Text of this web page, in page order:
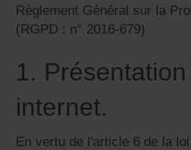
Règlement Général sur la
(RGPD : n° 2016-679)
1.
internet.
En vertu de l'article 6 de la